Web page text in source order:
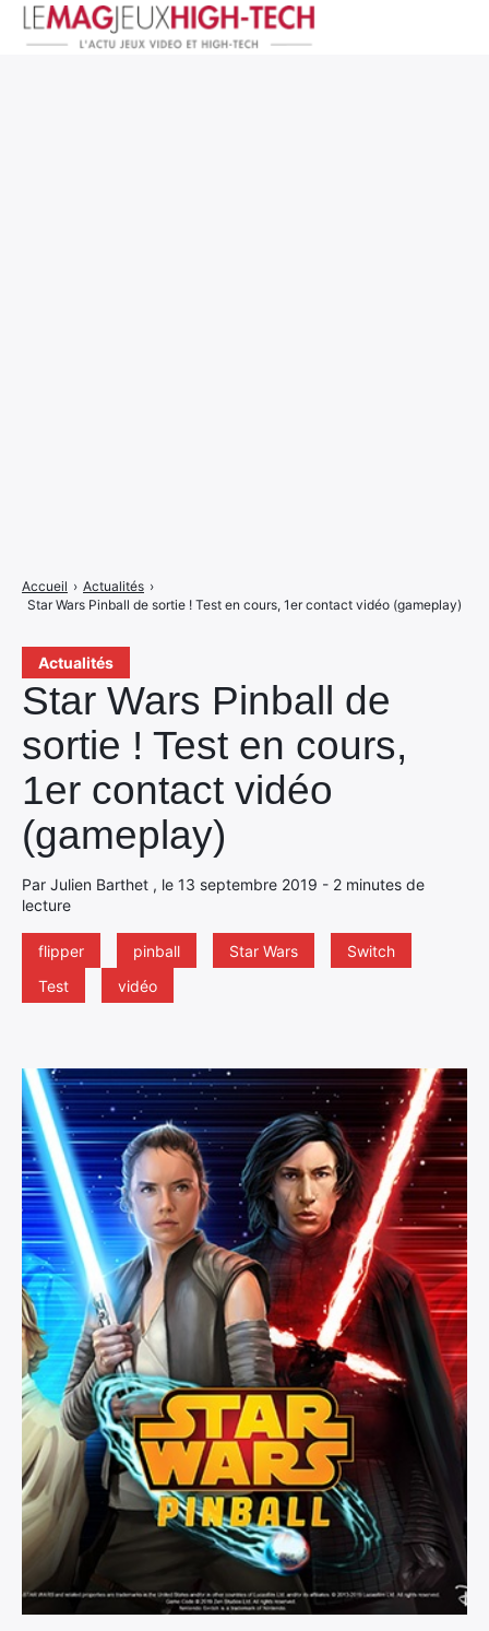
Actualités
Star Wars Pinball de
sortie ! Test en cours,
1er contact vidéo
(gameplay)
Par Julien Barthet , le 13 septembre 2019 - 2 minutes de
lecture
flipper pinball Star Wars
Switch
Test
vidéo
Accueil › Actualités ›
Star Wars Pinball de sortie ! Test en cours, 1er contact vidéo (gameplay)